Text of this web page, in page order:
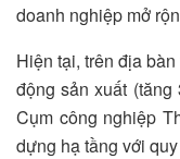
doanh nghiệp mở
Hiện tại, trên địa
động sản xuất
Cụm công nghiệp
dựng hạ tầng với